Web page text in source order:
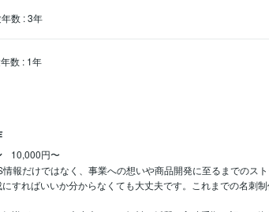
数 :3年
数 : 1年
10,000円〜
情報だけではなく、事業への想いや商品開発に至るまでのス
にすればいいか分からなくても大丈夫です。これまでの名刺